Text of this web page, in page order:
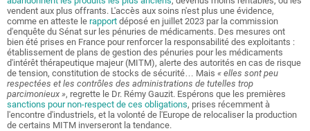
vendent aux plus offrants. L'accès aux soins n'est plus une évidence,
comme en atteste le rapport déposé en juillet 2023 par la commission
d'enquête du Sénat sur les pénuries de médicaments. Des mesures ont
bien été prises en France pour renforcer la responsabilité des exploitants :
établissement de plans de gestion des pénuries pour les médicaments
d'intérêt thérapeutique majeur (MITM), alerte des autorités en cas de risque
de tension, constitution de stocks de sécurité… Mais « elles sont peu
respectées et les contrôles des administrations de tutelles trop
parcimonieux », regrette le Dr. Rémy Gauzit. Espérons que les premières
sanctions pour non-respect de ces obligations, prises récemment à
l'encontre d'industriels, et la volonté de l'Europe de relocaliser la production
de certains MITM inverseront la tendance.